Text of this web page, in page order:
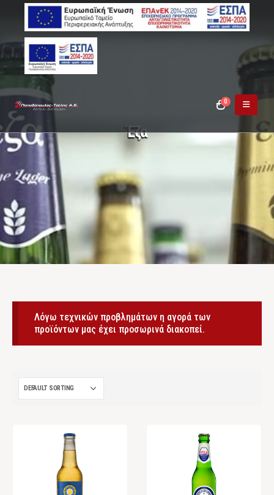
0
Έζα
Λόγω τεχνικών προβλημάτων η αγορά των
προϊόντων μας έχει προσωρινά διακοπεί.